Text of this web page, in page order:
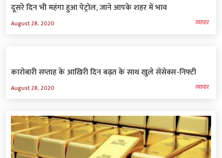
दूसरे दिन भी महंगा हुआ पेट्रोल, जाने आपके शहर में भाव
August 28, 2020 व्‍यापार
कारोबारी सप्ताह के आखिरी दिन बढ़त के साथ खुले सेंसेक्स-निफ्टी
August 28, 2020 व्‍यापार